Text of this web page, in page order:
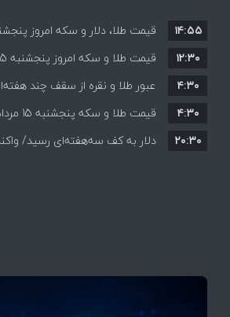
افزایش قیمت ها + جدول
۱۴:۵۵
قیمت ها بر مدار افزایش + جدول
۱۲:۳۰
عبور طلا و نقره از سقف چند
۴:۳۰
قیمت طلا و سکه پنجشنبه 15 مرداد
۴:۳۰
دلار به کف سه‌هفته‌ای رسید/
۲۰:۳۰